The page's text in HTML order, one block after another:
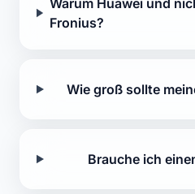
Warum Huawei und
Fronius?
Wie groß sollte
Brauche ich